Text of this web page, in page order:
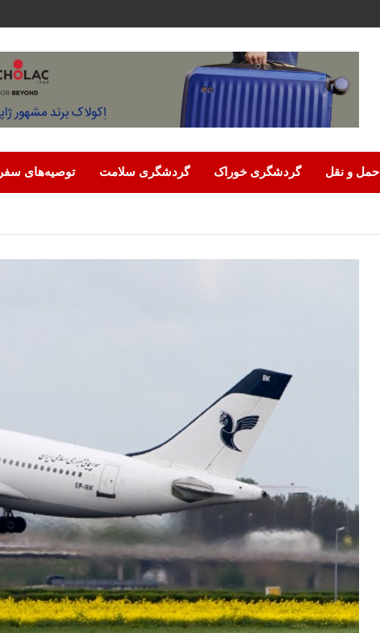
حمل‌ و نقل گردشگری خوراک گردشگری سلامت توصیه‌های سفر